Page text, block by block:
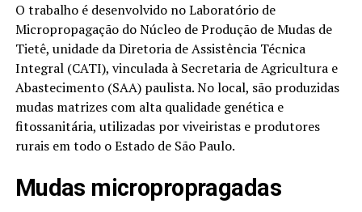
O trabalho é desenvolvido no Laboratório de
Micropropagação do Núcleo de Produção de Mudas de
Tietê, unidade da Diretoria de Assistência Técnica
Integral (CATI), vinculada à Secretaria de Agricultura e
Abastecimento (SAA) paulista. No local, são produzidas
mudas matrizes com alta qualidade genética e
fitossanitária, utilizadas por viveiristas e produtores
rurais em todo o Estado de São Paulo.
Mudas micropropragadas